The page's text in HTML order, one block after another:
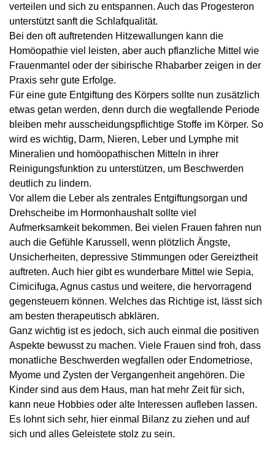
verteilen und sich zu entspannen. Auch das Progesteron
unterstützt sanft die Schlafqualität.
Bei den oft auftretenden Hitzewallungen kann die
Homöopathie viel leisten, aber auch pflanzliche Mittel wie
Frauenmantel oder der sibirische Rhabarber zeigen in der
Praxis sehr gute Erfolge.
Für eine gute Entgiftung des Körpers sollte nun zusätzlich
etwas getan werden, denn durch die wegfallende Periode
bleiben mehr ausscheidungspflichtige Stoffe im Körper. So
wird es wichtig, Darm, Nieren, Leber und Lymphe mit
Mineralien und homöopathischen Mitteln in ihrer
Reinigungsfunktion zu unterstützen, um Beschwerden
deutlich zu lindern.
Vor allem die Leber als zentrales Entgiftungsorgan und
Drehscheibe im Hormonhaushalt sollte viel
Aufmerksamkeit bekommen. Bei vielen Frauen fahren nun
auch die Gefühle Karussell, wenn plötzlich Ängste,
Unsicherheiten, depressive Stimmungen oder Gereiztheit
auftreten. Auch hier gibt es wunderbare Mittel wie Sepia,
Cimicifuga, Agnus castus und weitere, die hervorragend
gegensteuern können. Welches das Richtige ist, lässt sich
am besten therapeutisch abklären.
Ganz wichtig ist es jedoch, sich auch einmal die positiven
Aspekte bewusst zu machen. Viele Frauen sind froh, dass
monatliche Beschwerden wegfallen oder Endometriose,
Myome und Zysten der Vergangenheit angehören. Die
Kinder sind aus dem Haus, man hat mehr Zeit für sich,
kann neue Hobbies oder alte Interessen aufleben lassen.
Es lohnt sich sehr, hier einmal Bilanz zu ziehen und auf
sich und alles Geleistete stolz zu sein.